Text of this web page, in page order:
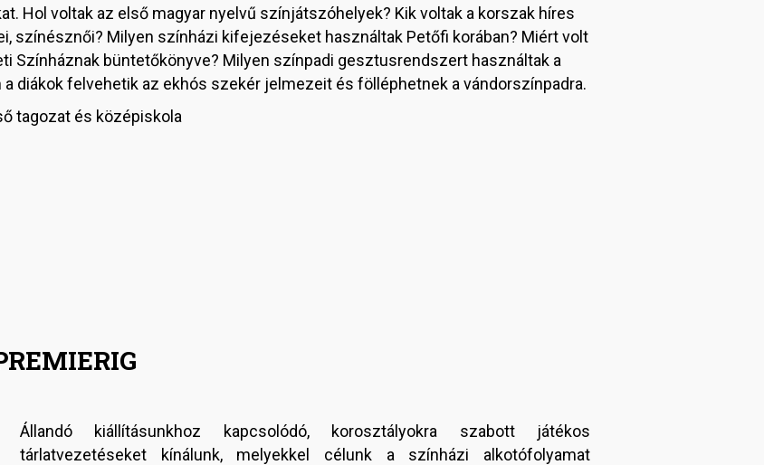
Hol voltak az első magyar nyelvű színjátszóhelyek? Kik voltak a korszak híres
színésznői? Milyen színházi kifejezéseket használtak Petőfi korában? Miért volt
Színháznak büntetőkönyve? Milyen színpadi gesztusrendszert használtak a
diákok felvehetik az ekhós szekér jelmezeit és fölléphetnek a vándorszínpadra.
tagozat és középiskola
Állandó kiállításunkhoz kapcsolódó, korosztályokra szabott játékos
tárlatvezetéseket kínálunk, melyekkel célunk a színházi alkotófolyamat